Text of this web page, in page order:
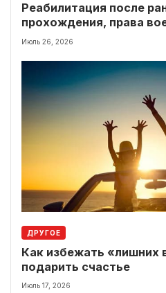
Реабилитация после
прохождения, права
выплаты
Июль 26, 2026
ДРУГОЕ
Как избежать «лишних
подарить счастье
Июль 17, 2026